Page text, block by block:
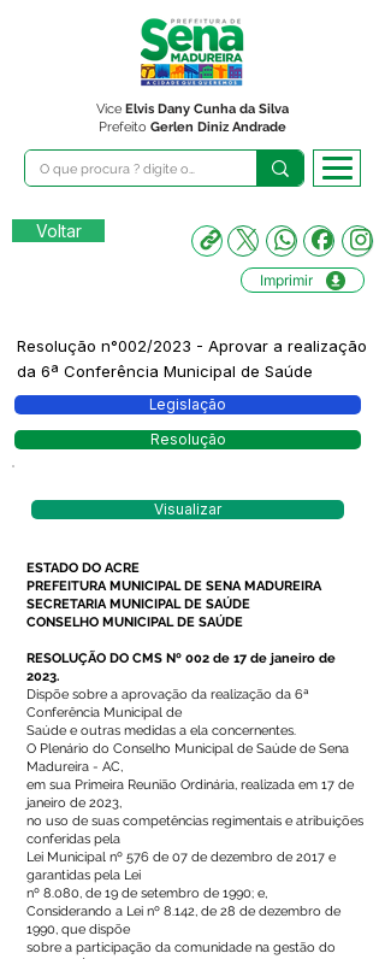
Prefeito Gerlen Diniz Andrade
Vice Elvis Dany Cunha da Silva
Voltar
Imprimir
Resolução n°002/2023 - Aprovar a realização
da 6ª Conferência Municipal de Saúde
Legislação
Resolução
Visualizar
ESTADO DO ACRE
PREFEITURA MUNICIPAL DE SENA MADUREIRA
SECRETARIA MUNICIPAL DE SAÚDE
CONSELHO MUNICIPAL DE SAÚDE
RESOLUÇÃO DO CMS Nº 002 de 17 de janeiro de
2023.
Dispõe sobre a aprovação da realização da 6ª
Conferência Municipal de
Saúde e outras medidas a ela concernentes.
O Plenário do Conselho Municipal de Saúde de Sena
Madureira - AC,
em sua Primeira Reunião Ordinária, realizada em 17 de
janeiro de 2023,
no uso de suas competências regimentais e atribuições
conferidas pela
Lei Municipal nº 576 de 07 de dezembro de 2017 e
garantidas pela Lei
nº 8.080, de 19 de setembro de 1990; e,
Considerando a Lei nº 8.142, de 28 de dezembro de
1990, que dispõe
sobre a participação da comunidade na gestão do